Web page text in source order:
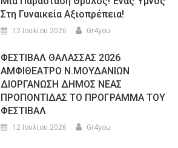
Στη Γυναικεία Αξιοπρέπεια!
12 Ιουλίου 2026 Gr4you
ΦΕΣΤΙΒΑΛ ΘΑΛΑΣΣΑΣ 2026
ΑΜΦΙΘΕΑΤΡΟ Ν.ΜΟΥΔΑΝΙΩΝ
ΔΙΟΡΓΑΝΩΣΗ ΔΗΜΟΣ ΝΕΑΣ
ΠΡΟΠΟΝΤΙΔΑΣ ΤΟ ΠΡΟΓΡΑΜΜΑ ΤΟΥ
ΦΕΣΤΙΒΑΛ
12 Ιουλίου 2026 Gr4you